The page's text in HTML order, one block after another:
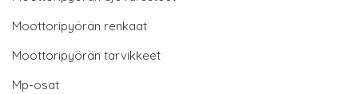
Moottoripyörän renkaat
Moottoripyörän tarvikkeet
Mp-osat